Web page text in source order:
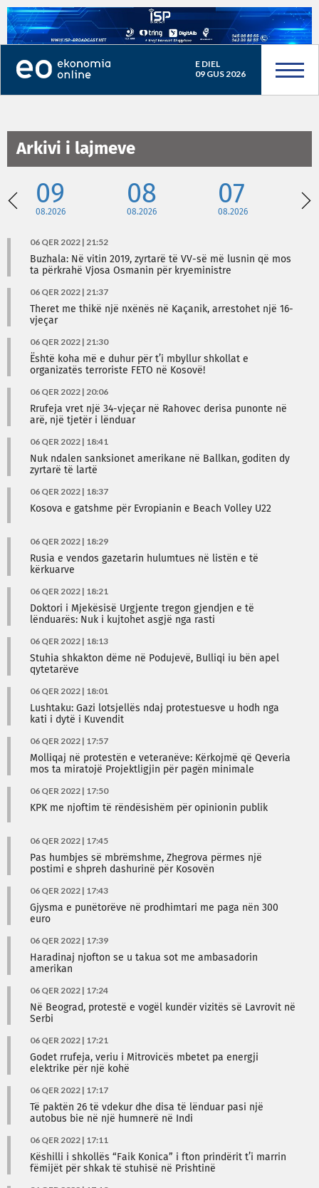
E DIEL
09 GUS 2026
Arkivi i lajmeve
09
08.2026
08
08.2026
07
08.2026
06 QER 2022 | 21:52
Buzhala: Në vitin 2019, zyrtarë të VV-së më lusnin që mos
ta përkrahë Vjosa Osmanin për kryeministre
06 QER 2022 | 21:37
Theret me thikë një nxënës në Kaçanik, arrestohet një 16-
vjeçar
06 QER 2022 | 21:30
Është koha më e duhur për t’i mbyllur shkollat e
organizatës terroriste FETO në Kosovë!
06 QER 2022 | 20:06
Rrufeja vret një 34-vjeçar në Rahovec derisa punonte në
arë, një tjetër i lënduar
06 QER 2022 | 18:41
Nuk ndalen sanksionet amerikane në Ballkan, goditen dy
zyrtarë të lartë
06 QER 2022 | 18:37
Kosova e gatshme për Evropianin e Beach Volley U22
06 QER 2022 | 18:29
Rusia e vendos gazetarin hulumtues në listën e të
kërkuarve
06 QER 2022 | 18:21
Doktori i Mjekësisë Urgjente tregon gjendjen e të
lënduarës: Nuk i kujtohet asgjë nga rasti
06 QER 2022 | 18:13
Stuhia shkakton dëme në Podujevë, Bulliqi iu bën apel
qytetarëve
06 QER 2022 | 18:01
Lushtaku: Gazi lotsjellës ndaj protestuesve u hodh nga
kati i dytë i Kuvendit
06 QER 2022 | 17:57
Molliqaj në protestën e veteranëve: Kërkojmë që Qeveria
mos ta miratojë Projektligjin për pagën minimale
06 QER 2022 | 17:50
KPK me njoftim të rëndësishëm për opinionin publik
06 QER 2022 | 17:45
Pas humbjes së mbrëmshme, Zhegrova përmes një
postimi e shpreh dashurinë për Kosovën
06 QER 2022 | 17:43
Gjysma e punëtorëve në prodhimtari me paga nën 300
euro
06 QER 2022 | 17:39
Haradinaj njofton se u takua sot me ambasadorin
amerikan
06 QER 2022 | 17:24
Në Beograd, protestë e vogël kundër vizitës së Lavrovit në
Serbi
06 QER 2022 | 17:21
Godet rrufeja, veriu i Mitrovicës mbetet pa energji
elektrike për një kohë
06 QER 2022 | 17:17
Të paktën 26 të vdekur dhe disa të lënduar pasi një
autobus bie në një humnerë në Indi
06 QER 2022 | 17:11
Këshilli i shkollës “Faik Konica” i fton prindërit t’i marrin
fëmijët për shkak të stuhisë në Prishtinë